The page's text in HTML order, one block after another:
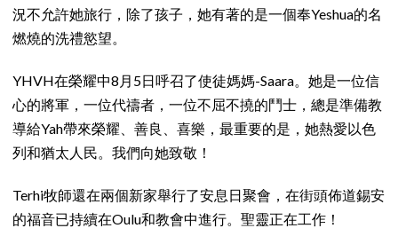
況不允許她旅行，除了孩子，她有著的是一個奉Yeshua的名
燃燒的洗禮慾望。
YHVH在榮耀中8月5日呼召了使徒媽媽-Saara。她是一位信
心的將軍，一位代禱者，一位不屈不撓的鬥士，總是準備教
導給Yah帶來榮耀、善良、喜樂，最重要的是，她熱愛以色
列和猶太人民。我們向她致敬！
Terhi牧師還在兩個新家舉行了安息日聚會，在街頭佈道錫安
的福音已持續在Oulu和教會中進行。聖靈正在工作！